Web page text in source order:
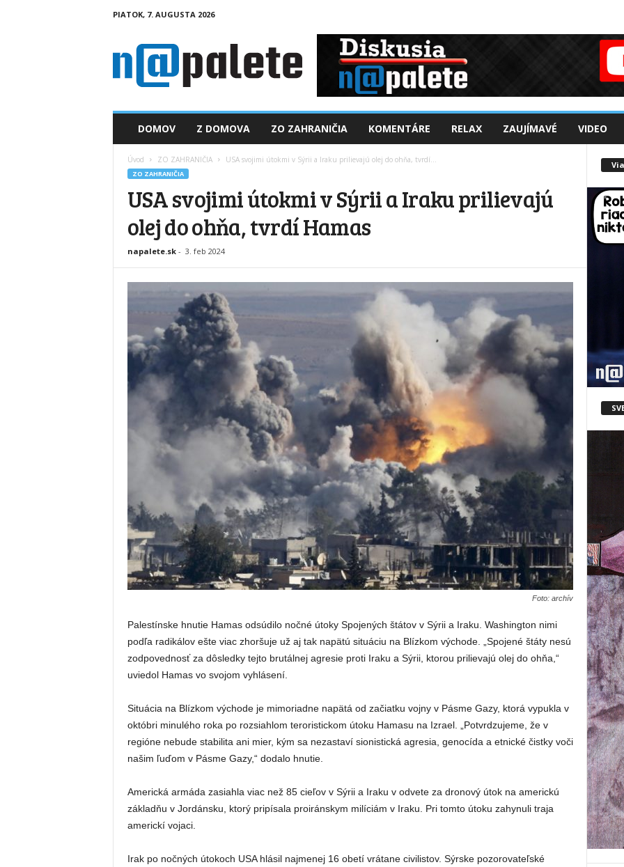
PIATOK, 7. AUGUSTA 2026
a
DOMOV Z DOMOVA ZO ZAHRANIČIA KOMENTÁRE RELAX ZAUJÍMAVÉ VIDEO
Úvod ZO ZAHRANIČIA USA svojimi útokmi v Sýrii a Iraku prilievajú olej do ohňa, tvrdí...
ZO ZAHRANIČIA
USA svojimi útokmi v Sýrii a Iraku prilievajú
olej do ohňa, tvrdí Hamas
napalete.sk- 3. feb 2024
Foto: archív
Palestínske hnutie Hamas odsúdilo nočné útoky Spojených štátov v Sýrii a Iraku. Washington nimi
podľa radikálov ešte viac zhoršuje už aj tak napätú situáciu na Blízkom východe. „Spojené štáty nesú
zodpovednosť za dôsledky tejto brutálnej agresie proti Iraku a Sýrii, ktorou prilievajú olej do ohňa,“
uviedol Hamas vo svojom vyhlásení.
Situácia na Blízkom východe je mimoriadne napätá od začiatku vojny v Pásme Gazy, ktorá vypukla v
októbri minulého roka po rozsiahlom teroristickom útoku Hamasu na Izrael. „Potvrdzujeme, že v
regióne nebude stabilita ani mier, kým sa nezastaví sionistická agresia, genocída a etnické čistky voči
našim ľuďom v Pásme Gazy,“ dodalo hnutie.
Americká armáda zasiahla viac než 85 cieľov v Sýrii a Iraku v odvete za dronový útok na americkú
základňu v Jordánsku, ktorý pripísala proiránskym milíciám v Iraku. Pri tomto útoku zahynuli traja
americkí vojaci.
Irak po nočných útokoch USA hlásil najmenej 16 obetí vrátane civilistov. Sýrske pozorovateľské